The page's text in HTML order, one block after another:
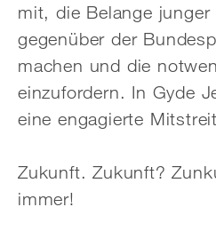
mit, die Belange junger
gegenüber der
machen und die
einzufordern. In Gyde
eine engagierte
Zukunft. Zukunft?
immer!